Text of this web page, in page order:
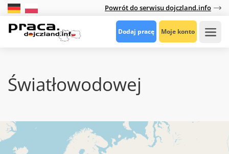
Powrót do serwisu dojczland.info
Dodaj pracę Moje konto
Światłowodowej